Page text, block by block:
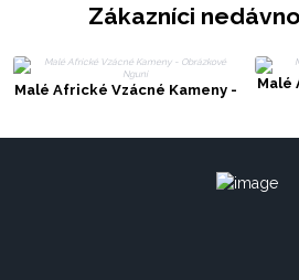
Zákazníci
Malé Africké Vzácné Kameny -
Malé